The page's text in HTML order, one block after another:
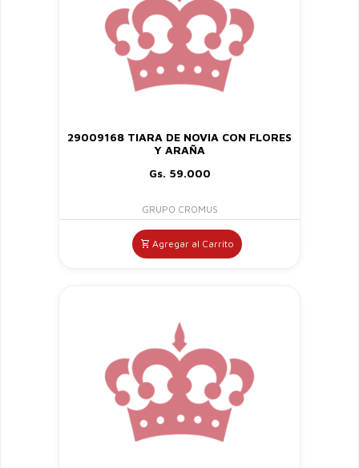
29009168 TIARA DE NOVIA CON FLORES
Y ARAÑA
Gs. 59.000
GRUPO CROMUS
Agregar al Carrito